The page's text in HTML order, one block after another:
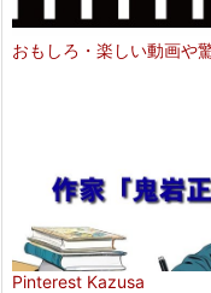
おもしろ・楽しい動画や
Pinterest Kazusa